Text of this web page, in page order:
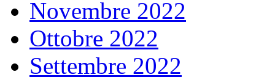
Novembre 2022
Ottobre 2022
Settembre 2022